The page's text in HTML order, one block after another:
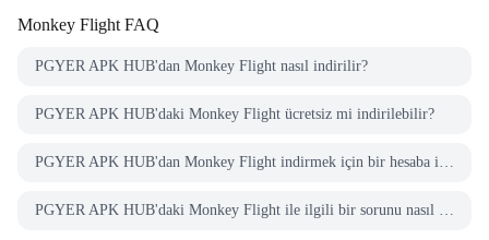
Monkey Flight FAQ
PGYER APK HUB'dan Monkey Flight nasıl indirilir?
PGYER APK HUB'daki Monkey Flight ücretsiz mi indirilebilir?
PGYER APK HUB'dan Monkey Flight indirmek için bir hesaba ihtiyacım var mı?
PGYER APK HUB'daki Monkey Flight ile ilgili bir sorunu nasıl bildirebilirim?